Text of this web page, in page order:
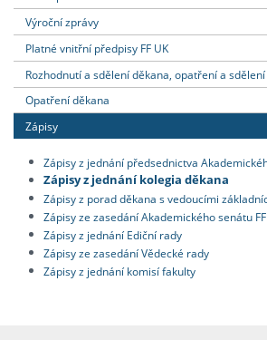
Výroční zprávy
Platné vnitřní předpisy FF UK
Rozhodnutí a sdělení děkana, opatření a
Opatření děkana
Zápisy
Zápisy z jednání předsednictva
Zápisy z jednání kolegia děkana
Zápisy z porad děkana s vedoucími
Zápisy ze zasedání Akademického senátu
Zápisy z jednání Ediční rady
Zápisy ze zasedání Vědecké rady
Zápisy z jednání komisí fakulty